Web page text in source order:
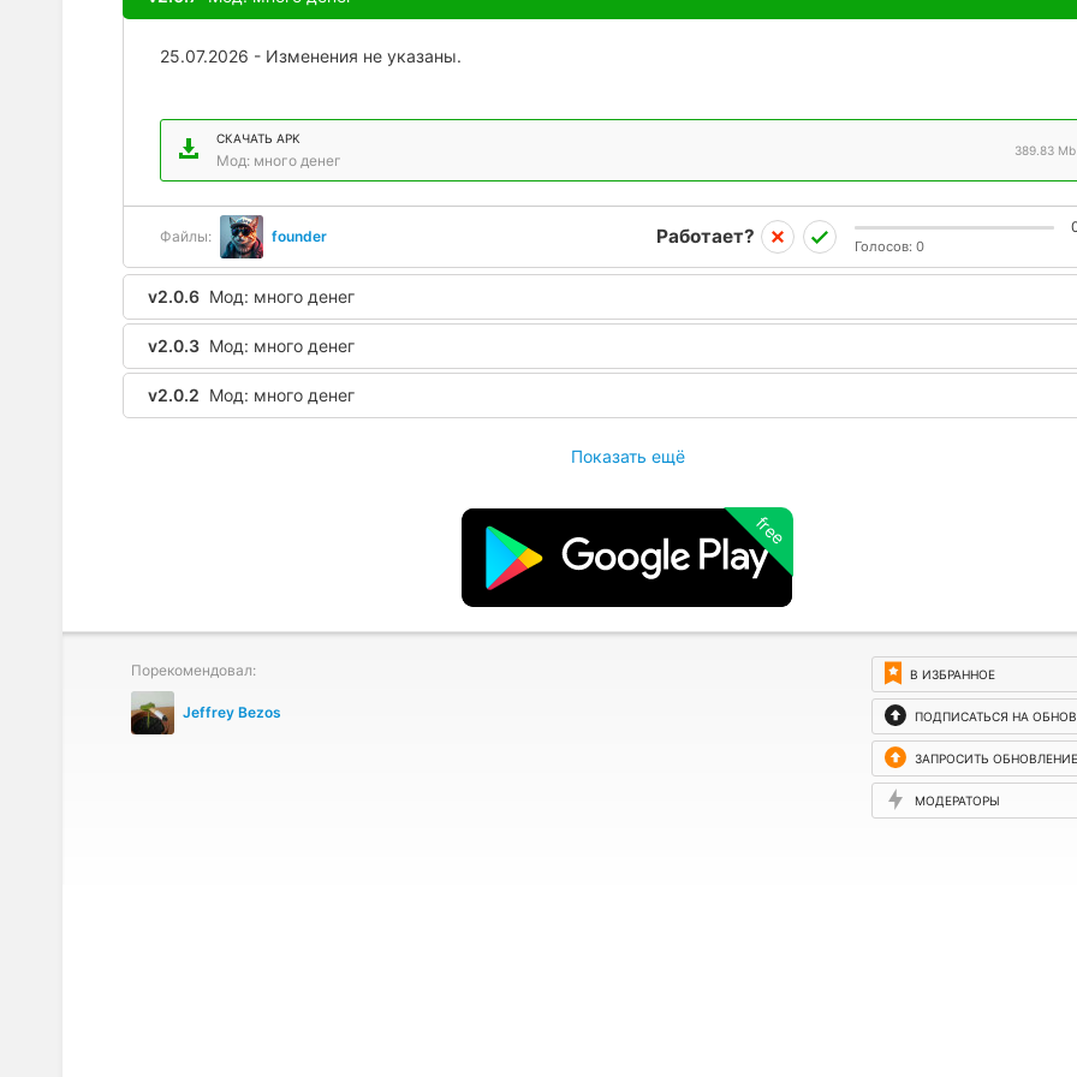
25.07.2026 - Изменения не указаны.
СКАЧАТЬ APK
Мод: много денег
389.83 Mb
Файлы: founder Работает? Голосов: 0
v2.0.6 Мод: много денег
v2.0.3 Мод: много денег
v2.0.2 Мод: много денег
Показать ещё
free
Порекомендовал:
Jeffrey Bezos
В ИЗБРАННОЕ
ПОДПИСАТЬСЯ НА
ЗАПРОСИТЬ ОБНОВЛЕНИЕ
МОДЕРАТОРЫ